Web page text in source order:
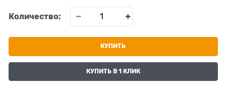
Количество:
КУПИТЬ
КУПИТЬ В 1 КЛИК